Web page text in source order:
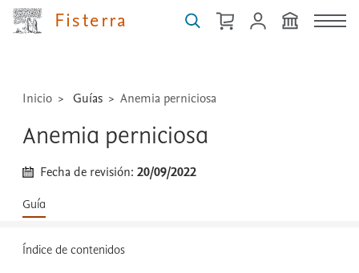
Fisterra
técnicas
Inicio Guías Anemia perniciosa
Anemia perniciosa
Fecha de revisión:20/09/2022
Guía
Índice de contenidos